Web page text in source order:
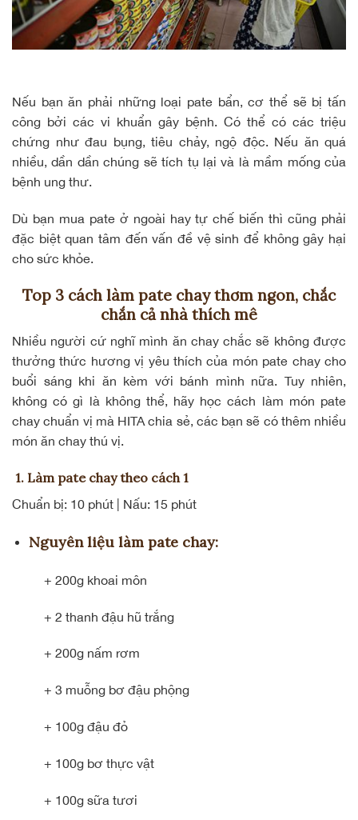
Nếu bạn ăn phải những loại pate bẩn, cơ thể sẽ bị tấn
công bởi các vi khuẩn gây bệnh. Có thể có các triệu
chứng như đau bụng, tiêu chảy, ngộ độc. Nếu ăn quá
nhiều, dần dần chúng sẽ tích tụ lại và là mầm mống của
bệnh ung thư.
Dù bạn mua pate ở ngoài hay tự chế biến thì cũng phải
đặc biệt quan tâm đến vấn đề vệ sinh để không gây hại
cho sức khỏe.
Top 3 cách làm pate chay thơm ngon, chắc
chắn cả nhà thích mê
Nhiều người cứ nghĩ mình ăn chay chắc sẽ không được
thưởng thức hương vị yêu thích của món pate chay cho
buổi sáng khi ăn kèm với bánh mình nữa. Tuy nhiên,
không có gì là không thể, hãy học cách làm món pate
chay chuẩn vị mà HITA chia sẻ, các bạn sẽ có thêm nhiều
món ăn chay thú vị.
1. Làm pate chay theo cách 1
Chuẩn bị: 10 phút | Nấu: 15 phút
Nguyên liệu làm pate chay:
+ 200g khoai môn
+ 2 thanh đậu hũ trắng
+ 200g nấm rơm
+ 3 muỗng bơ đậu phộng
+ 100g đậu đỏ
+ 100g bơ thực vật
+ 100g sữa tươi